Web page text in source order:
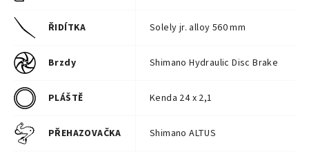
ŘIDÍTKA Solely jr. alloy 560 mm
Brzdy Shimano Hydraulic Disc Brake
PLÁŠTĚ Kenda 24 x 2,1
PŘEHAZOVAČKA Shimano ALTUS